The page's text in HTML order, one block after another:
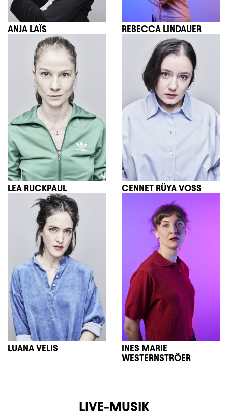
ANJA LAÏS REBECCA LINDAUER
LEA RUCKPAUL CENNET RÜYA VOSS
LUANA VELIS
INES MARIE
WESTERNSTRÖER
LIVE-MUSIK